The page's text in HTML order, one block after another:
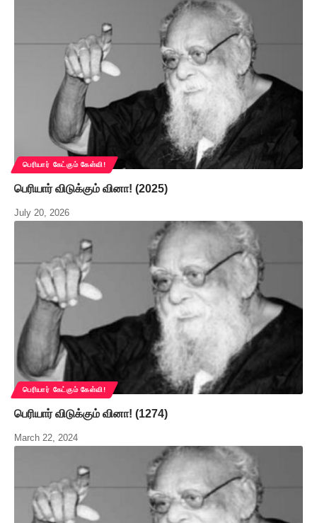
பெரியார் கேட்கும் கேள்வி!
பெரியார் விடுக்கும் வினா! (2025)
July 20, 2026
பெரியார் கேட்கும் கேள்வி!
பெரியார் விடுக்கும் வினா! (1274)
March 22, 2024